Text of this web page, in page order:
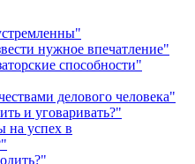
нужное впечатление"
способности"
делового человека"
и уговаривать?"
на успех в